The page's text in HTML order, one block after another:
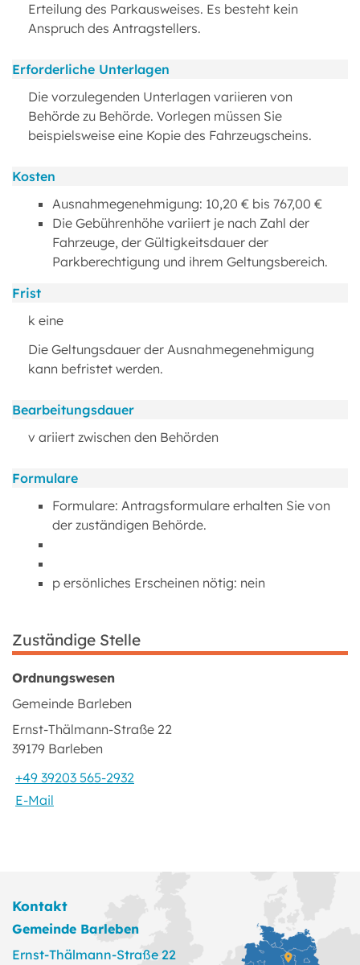
Erteilung des Parkausweises. Es besteht kein
Anspruch des Antragstellers.
Erforderliche Unterlagen
Die vorzulegenden Unterlagen variieren von
Behörde zu Behörde. Vorlegen müssen Sie
beispielsweise eine Kopie des Fahrzeugscheins.
Kosten
Ausnahmegenehmigung: 10,20 € bis 767,00 €
Die Gebührenhöhe variiert je nach Zahl der
Fahrzeuge, der Gültigkeitsdauer der
Parkberechtigung und ihrem Geltungsbereich.
Frist
k eine
Die Geltungsdauer der Ausnahmegenehmigung
kann befristet werden.
Bearbeitungsdauer
v ariiert zwischen den Behörden
Formulare
Formulare: Antragsformulare erhalten Sie von
der zuständigen Behörde.
p ersönliches Erscheinen nötig: nein
Zuständige Stelle
Ordnungswesen
Gemeinde Barleben
Ernst-Thälmann-Straße 22
39179 Barleben
+49 39203 565-2932
E-Mail
Kontakt
Gemeinde Barleben
Ernst-Thälmann-Straße 22